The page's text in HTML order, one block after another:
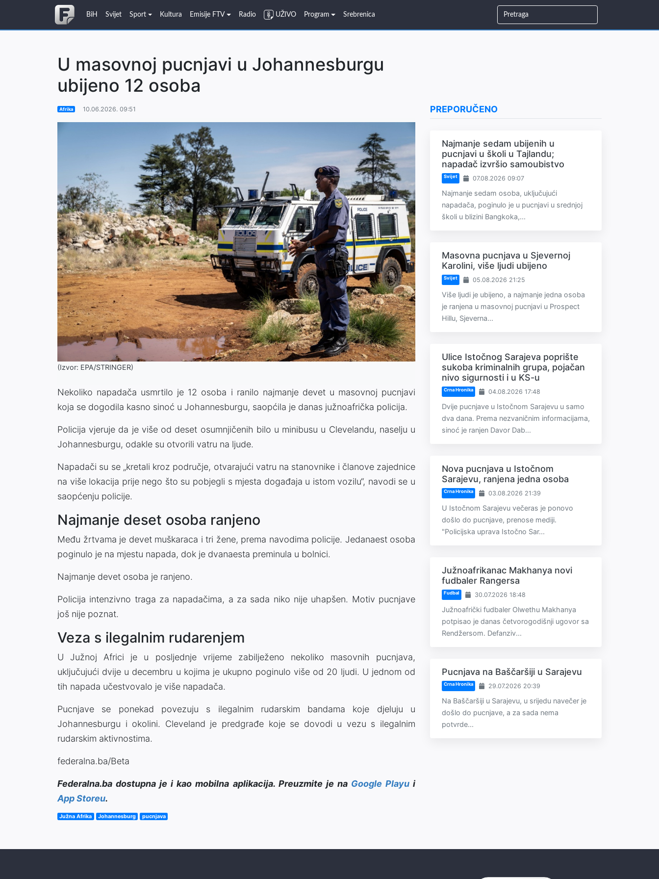
BiH Svijet Sport Kultura Emisije FTV Radio UŽIVO Program Srebrenica
U masovnoj pucnjavi u Johannesburgu
ubijeno 12 osoba
Afrika 10.06.2026. 09:51
(Izvor: EPA/STRINGER)
Nekoliko napadača usmrtilo je 12 osoba i ranilo najmanje devet u masovnoj pucnjavi
koja se dogodila kasno sinoć u Johannesburgu, saopćila je danas južnoafrička policija.
Policija vjeruje da je više od deset osumnjičenih bilo u minibusu u Clevelandu, naselju u
Johannesburgu, odakle su otvorili vatru na ljude.
Napadači su se „kretali kroz područje, otvarajući vatru na stanovnike i članove zajednice
na više lokacija prije nego što su pobjegli s mjesta događaja u istom vozilu“, navodi se u
saopćenju policije.
Najmanje deset osoba ranjeno
Među žrtvama je devet muškaraca i tri žene, prema navodima policije. Jedanaest osoba
poginulo je na mjestu napada, dok je dvanaesta preminula u bolnici.
Najmanje devet osoba je ranjeno.
Policija intenzivno traga za napadačima, a za sada niko nije uhapšen. Motiv pucnjave
još nije poznat.
Veza s ilegalnim rudarenjem
U Južnoj Africi je u posljednje vrijeme zabilježeno nekoliko masovnih pucnjava,
uključujući dvije u decembru u kojima je ukupno poginulo više od 20 ljudi. U jednom od
tih napada učestvovalo je više napadača.
Pucnjave se ponekad povezuju s ilegalnim rudarskim bandama koje djeluju u
Johannesburgu i okolini. Cleveland je predgrađe koje se dovodi u vezu s ilegalnim
rudarskim aktivnostima.
federalna.ba/Beta
Federalna.ba dostupna je i kao mobilna aplikacija. Preuzmite je na Google Playui
App Storeu.
Južna Afrika Johannesburg pucnjava
PREPORUČENO
Najmanje sedam ubijenih u
pucnjavi u školi u Tajlandu;
napadač izvršio samoubistvo
Svijet 07.08.2026 09:07
Najmanje sedam osoba, uključujući
napadača, poginulo je u pucnjavi u srednjoj
školi u blizini Bangkoka,...
Masovna pucnjava u Sjevernoj
Karolini, više ljudi ubijeno
Svijet 05.08.2026 21:25
Više ljudi je ubijeno, a najmanje jedna osoba
je ranjena u masovnoj pucnjavi u Prospect
Hillu, Sjeverna...
Ulice Istočnog Sarajeva poprište
sukoba kriminalnih grupa, pojačan
nivo sigurnosti i u KS-u
Crna Hronika 04.08.2026 17:48
Dvije pucnjave u Istočnom Sarajevu u samo
dva dana. Prema nezvaničnim informacijama,
sinoć je ranjen Davor Dab...
Nova pucnjava u Istočnom
Sarajevu, ranjena jedna osoba
Crna Hronika 03.08.2026 21:39
U Istočnom Sarajevu večeras je ponovo
došlo do pucnjave, prenose mediji.
"Policijska uprava Istočno Sar...
Južnoafrikanac Makhanya novi
fudbaler Rangersa
Fudbal 30.07.2026 18:48
Južnoafrički fudbaler Olwethu Makhanya
potpisao je danas četvorogodišnji ugovor sa
Rendžersom. Defanziv...
Pucnjava na Baščaršiji u Sarajevu
Crna Hronika 29.07.2026 20:39
Na Baščaršiji u Sarajevu, u srijedu navečer je
došlo do pucnjave, a za sada nema
potvrde...